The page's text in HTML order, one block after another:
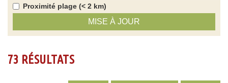
Proximité plage (< 2 km)
MISE À JOUR
73 RÉSULTATS